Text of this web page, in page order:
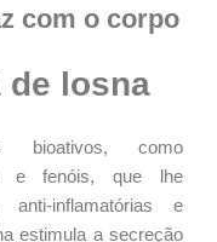
com o corpo
de losna
bioativos, como
e fenóis, que lhe
anti-inflamatórias e
estimula a secreção